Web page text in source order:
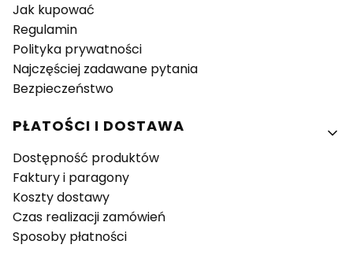
Jak kupować
Regulamin
Polityka prywatności
Najczęściej zadawane pytania
Bezpieczeństwo
PŁATOŚCI I DOSTAWA
Dostępność produktów
Faktury i paragony
Koszty dostawy
Czas realizacji zamówień
Sposoby płatności